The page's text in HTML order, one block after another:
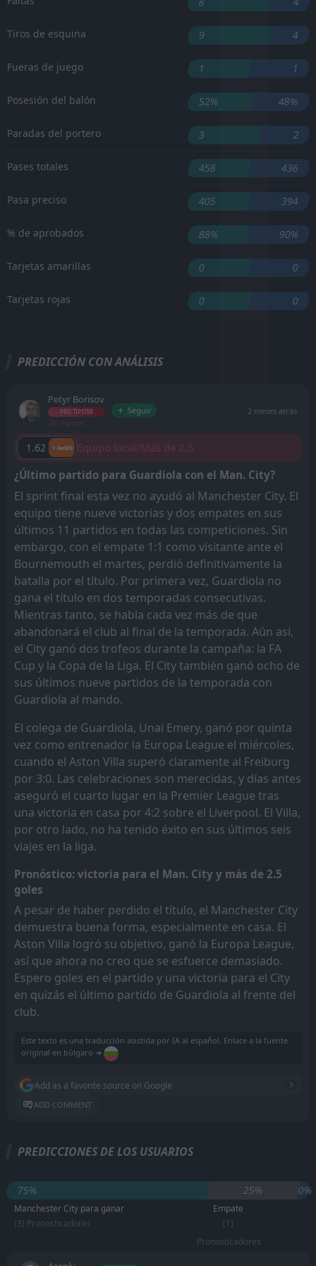
Tiros de esquina 9 4
Fueras de juego 1 1
Posesión del balón 52% 48%
Paradas del portero 3 2
Pases totales 458 436
Pasa preciso 405 394
% de aprobados 88% 90%
Tarjetas amarillas 0 0
Tarjetas rojas 0 0
PREDICCIÓN CON ANÁLISIS
Petyr Borisov
PRO TIPSTER
-10 Puntos
Seguir 2 meses atrás
1.62
Equipo local/Más de 2,5
¿Último partido para Guardiola con el Man. City?
El sprint final esta vez no ayudó al Manchester City. El
equipo tiene nueve victorias y dos empates en sus
últimos 11 partidos en todas las competiciones. Sin
embargo, con el empate 1:1 como visitante ante el
Bournemouth el martes, perdió definitivamente la
batalla por el título. Por primera vez, Guardiola no
gana el título en dos temporadas consecutivas.
Mientras tanto, se habla cada vez más de que
abandonará el club al final de la temporada. Aún así,
el City ganó dos trofeos durante la campaña: la FA
Cup y la Copa de la Liga. El City también ganó ocho de
sus últimos nueve partidos de la temporada con
Guardiola al mando.
El colega de Guardiola, Unai Emery, ganó por quinta
vez como entrenador la Europa League el miércoles,
cuando el Aston Villa superó claramente al Freiburg
por 3:0. Las celebraciones son merecidas, y días antes
aseguró el cuarto lugar en la Premier League tras
una victoria en casa por 4:2 sobre el Liverpool. El Villa,
por otro lado, no ha tenido éxito en sus últimos seis
viajes en la liga.
Pronóstico: victoria para el Man. City y más de 2.5
goles
A pesar de haber perdido el título, el Manchester City
demuestra buena forma, especialmente en casa. El
Aston Villa logró su objetivo, ganó la Europa League,
así que ahora no creo que se esfuerce demasiado.
Espero goles en el partido y una victoria para el City
en quizás el último partido de Guardiola al frente del
club.
Este texto es una traducción asistida por IA al español. Enlace a la fuente
original en búlgaro ➔
Add as a favorite source on Google
ADD COMMENT
PREDICCIONES DE LOS USUARIOS
75% 25% 0%
Manchester City para ganar
(3) Pronosticadores
Empate
(1)
Pronosticadores